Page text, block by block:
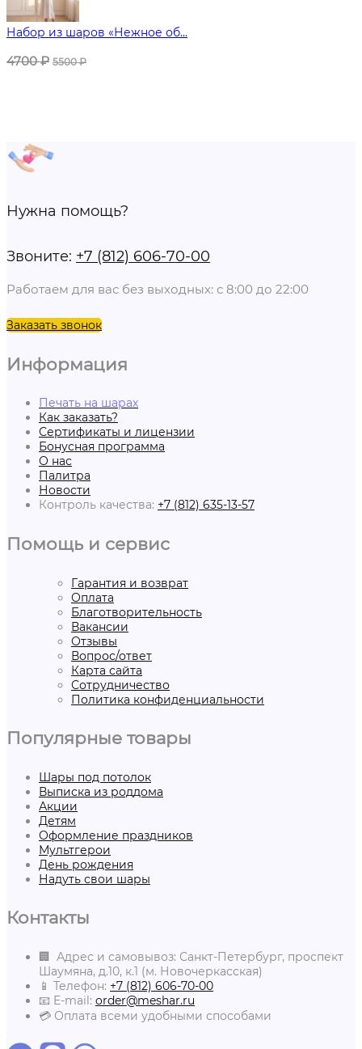
Набор из шаров «Нежное об...
4700₽ 5500₽
Нужна помощь?
Звоните: +7 (812) 606-70-00
Работаем для вас без выходных: с 8:00 до 22:00
Заказать звонок
Информация
Печать на шарах
Как заказать?
Сертификаты и лицензии
Бонусная программа
О нас
Палитра
Новости
Контроль качества: +7 (812) 635-13-57
Помощь и сервис
Гарантия и возврат
Оплата
Благотворительность
Вакансии
Отзывы
Вопрос/ответ
Карта сайта
Сотрудничество
Политика конфиденциальности
Популярные товары
Шары под потолок
Выписка из роддома
Акции
Детям
Оформление праздников
Мультгерои
День рождения
Надуть свои шары
Контакты
🏢 Адрес и самовывоз: Санкт-Петербург, проспект
Шаумяна, д.10, к.1 (м. Новочеркасская)
📱 Телефон: +7 (812) 606-70-00
📧 E-mail: order@meshar.ru
💳 Оплата всеми удобными способами